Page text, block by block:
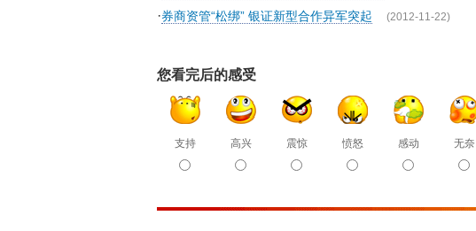
·券商资管“松绑” 银证新型合作异军突起 (2012-11-22)
您看完后的感受
支持 高兴 震惊 愤怒 感动 无奈